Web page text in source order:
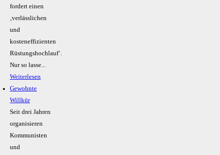
fordert einen
‚verlässlichen
und
kosteneffizienten
Rüstungshochlauf‘.
Nur so lasse...
Weiterlesen
Gewohnte
Willkür
Seit drei Jahren
organisieren
Kommunisten
und